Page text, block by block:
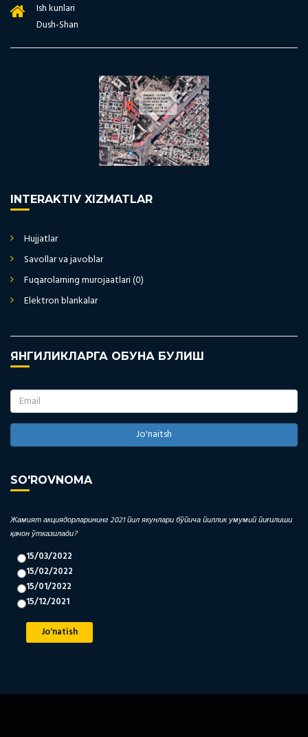
Ish kunlari
Dush-Shan
INTERAKTIV XIZMATLAR
Hujjatlar
Savollar va javoblar
Fuqarolarning murojaatlari (0)
Elektron blankalar
ЯНГИЛИКЛАРГА ОБУНА БУЛИШ
Jo'naitsh
SO'ROVNOMA
Жамият акциядорларининг 2021 йил якунлари бўйича йиллик умумий йиғилиши
қачон ўтказилади?
15/03/2022
15/02/2022
15/01/2022
15/12/2021